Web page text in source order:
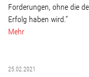
Forderungen, ohne die
Erfolg haben wird.“
Mehr
25.02.2021